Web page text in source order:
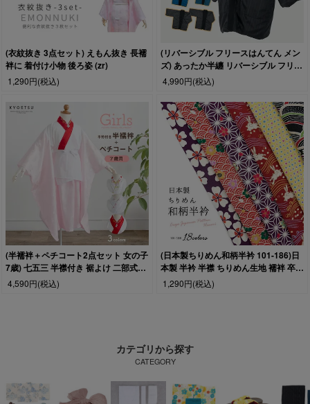
(衣紋抜き 3点セット) えもん抜き 長襦
袢に 着付け小物 後ろ姿 (zr)
1,290円(税込)
(リバーシブル フリースはんてん メン
ズ) あったか半纏 リバーシブル フリー
ス 男性 メンズ M/L 4柄 半纏 ルームウ
ェア 暖かい 綿入り ポンチョ 袢纏 ちゃ
んちゃんこ はんてん 半天 どてら丹前
4,990円(税込)
(半襦袢＋ペチコート2点セット 女の子
7歳) 七五三 半襟付き 裾よけ 二部式襦
袢 子供 ガールズ 四つ身
4,590円(税込)
(日本製ちりめん和柄半衿 101-186)日
本製 半衿 半襟 ちりめん生地 襦袢 卒業
式 成人式 (zr)
1,290円(税込)
カテゴリから探す
CATEGORY